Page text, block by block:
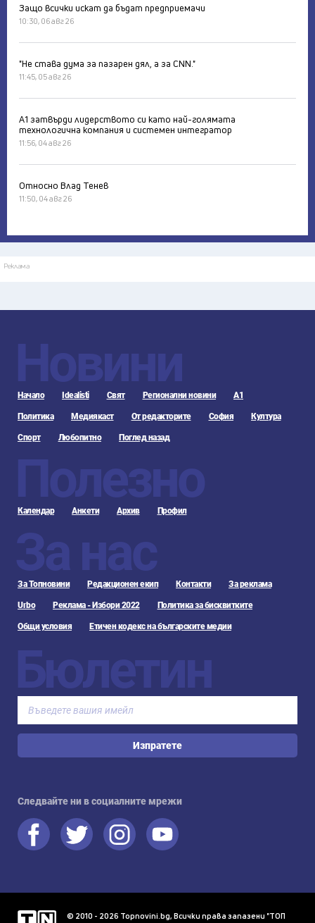
Защо всички искат да бъдат предприемачи
10:30, 06 авг 26
"Не става дума за пазарен дял, а за CNN."
11:45, 05 авг 26
А1 затвърди лидерството си като най-голямата
технологична компания и системен интегратор
11:56, 04 авг 26
Относно Влад Тенев
11:50, 04 авг 26
Реклама
Новини
Начало Idealisti Свят Регионални новини А1
Политика Медиякаст От редакторите София Култура
Спорт Любопитно Поглед назад
Полезно
Календар Анкети Архив Профил
За нас
За Топновини Редакционен екип Контакти За реклама
Urbo Реклама - Избори 2022 Политика за бисквитките
Общи условия Етичен кодекс на българските медии
Бюлетин
Изпратете
Следвайте ни в социалните мрежи
© 2010 - 2026 Topnovini.bg, Всички права запазени "ТОП